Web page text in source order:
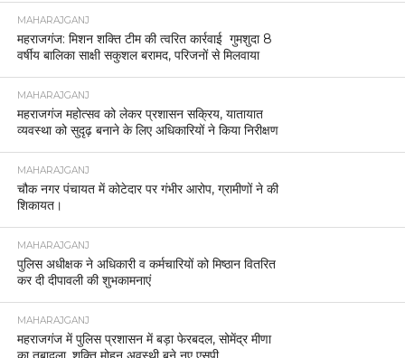
MAHARAJGANJ
महराजगंज: मिशन शक्ति टीम की त्वरित कार्रवाई गुमशुदा 8
वर्षीय बालिका साक्षी सकुशल बरामद, परिजनों से मिलवाया
MAHARAJGANJ
महराजगंज महोत्सव को लेकर प्रशासन सक्रिय, यातायात
व्यवस्था को सुदृढ़ बनाने के लिए अधिकारियों ने किया निरीक्षण
MAHARAJGANJ
चौक नगर पंचायत में कोटेदार पर गंभीर आरोप, ग्रामीणों ने की
शिकायत।
MAHARAJGANJ
पुलिस अधीक्षक ने अधिकारी व कर्मचारियों को मिष्ठान वितरित
कर दी दीपावली की शुभकामनाएं
MAHARAJGANJ
महराजगंज में पुलिस प्रशासन में बड़ा फेरबदल, सोमेंद्र मीणा